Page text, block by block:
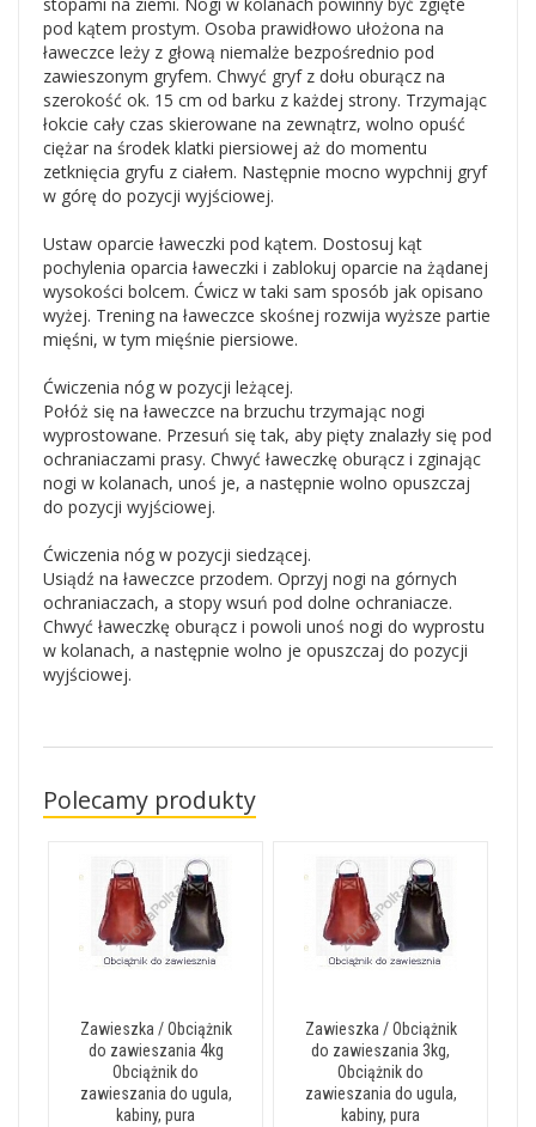
stopami na ziemi. Nogi w kolanach powinny być zgięte
pod kątem prostym. Osoba prawidłowo ułożona na
ławeczce leży z głową niemalże bezpośrednio pod
zawieszonym gryfem. Chwyć gryf z dołu oburącz na
szerokość ok. 15 cm od barku z każdej strony. Trzymając
łokcie cały czas skierowane na zewnątrz, wolno opuść
ciężar na środek klatki piersiowej aż do momentu
zetknięcia gryfu z ciałem. Następnie mocno wypchnij gryf
w górę do pozycji wyjściowej.
Ustaw oparcie ławeczki pod kątem. Dostosuj kąt
pochylenia oparcia ławeczki i zablokuj oparcie na żądanej
wysokości bolcem. Ćwicz w taki sam sposób jak opisano
wyżej. Trening na ławeczce skośnej rozwija wyższe partie
mięśni, w tym mięśnie piersiowe.
Ćwiczenia nóg w pozycji leżącej.
Połóż się na ławeczce na brzuchu trzymając nogi
wyprostowane. Przesuń się tak, aby pięty znalazły się pod
ochraniaczami prasy. Chwyć ławeczkę oburącz i zginając
nogi w kolanach, unoś je, a następnie wolno opuszczaj
do pozycji wyjściowej.
Ćwiczenia nóg w pozycji siedzącej.
Usiądź na ławeczce przodem. Oprzyj nogi na górnych
ochraniaczach, a stopy wsuń pod dolne ochraniacze.
Chwyć ławeczkę oburącz i powoli unoś nogi do wyprostu
w kolanach, a następnie wolno je opuszczaj do pozycji
wyjściowej.
Polecamy produkty
Zawieszka / Obciążnik
do zawieszania 4kg
Obciążnik do
zawieszania do ugula,
kabiny, pura
Zawieszka / Obciążnik
do zawieszania 3kg,
Obciążnik do
zawieszania do ugula,
kabiny, pura